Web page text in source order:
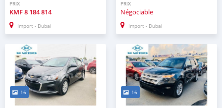
PRIX
KMF8 184 814
Import - Dubai
PRIX
Négociable
Import - Dubai
16 16